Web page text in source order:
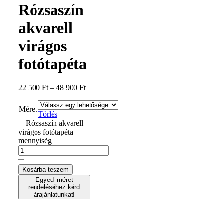
Rózsaszín
akvarell
virágos
fotótapéta
22 500 Ft – 48 900 Ft
Méret
Törlés
Rózsaszín akvarell
virágos fotótapéta
mennyiség
Kosárba teszem
Egyedi méret
rendeléséhez kérd
árajánlatunkat!